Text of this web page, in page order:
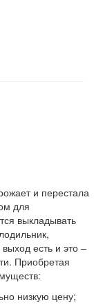
и перестала
для
выкладывать
есть и это –
Приобретая
низкую цену;